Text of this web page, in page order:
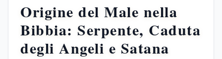
Origine del Male nella
Bibbia: Serpente, Caduta
degli Angeli e Satana